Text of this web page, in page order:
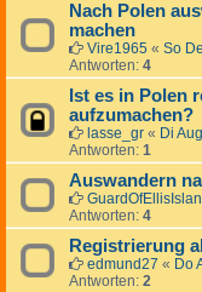
Nach Polen
machen
Vire1965 « So
Antworten: 4
Ist es in Polen
aufzumachen?
lasse_gr « Di
Antworten: 1
Auswandern
Antworten: 4
Registrierung
edmund27 « Do
Antworten: 2